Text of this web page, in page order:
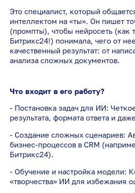
Это специалист, который
интеллектом на «ты». Он пишет
(промпты), чтобы нейросеть (как
Битрикс24!) понимала, чего от
качественный результат: от
анализа сложных документов.
Что входит в его работу?
- Постановка задач для ИИ:
результата, формата ответа и
- Создание сложных сценариев:
бизнес-процессов в CRM
Битрикс24).
- Обучение и настройка модели:
«творчества» ИИ для избежания